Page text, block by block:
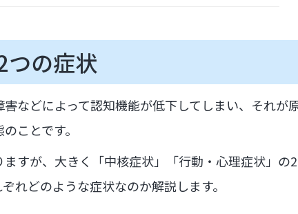
つの症状
などによって認知機能が低下してしまい、それが
ことです。
すが、大きく「中核症状」「行動・心理症状」の
れどのような症状なのか解説します。